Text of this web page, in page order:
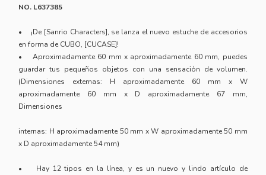
NO. L637385
• ¡De [Sanrio Characters], se lanza el nuevo estuche de accesorios
en forma de CUBO, [CUCASE]!
• Aproximadamente 60 mm x aproximadamente 60 mm, puedes
guardar tus pequeños objetos con una sensación de volumen.
(Dimensiones externas: H aproximadamente 60 mm x W
aproximadamente 60 mm x D aproximadamente 67 mm,
Dimensiones
internas: H aproximadamente 50 mm x W aproximadamente 50 mm
x D aproximadamente 54 mm)
• Hay 12 tipos en la línea, y es un nuevo y lindo artículo de